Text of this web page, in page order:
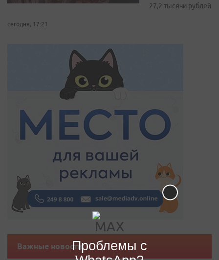
27,2 тысячи рублей
сегодня, 17:21
Важные новостиПроблемы с